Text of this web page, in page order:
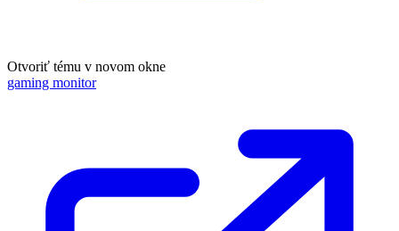
Otvoriť tému v novom okne
gaming monitor